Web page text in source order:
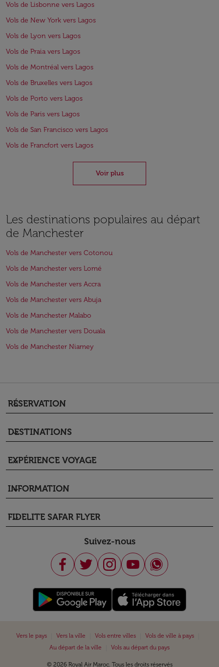
Vols de Lisbonne vers Lagos
Vols de New York vers Lagos
Vols de Lyon vers Lagos
Vols de Praia vers Lagos
Vols de Montréal vers Lagos
Vols de Bruxelles vers Lagos
Vols de Porto vers Lagos
Vols de Paris vers Lagos
Vols de San Francisco vers Lagos
Vols de Francfort vers Lagos
Voir plus
Les destinations populaires au départ
de Manchester
Vols de Manchester vers Cotonou
Vols de Manchester vers Lomé
Vols de Manchester vers Accra
Vols de Manchester vers Abuja
Vols de Manchester Malabo
Vols de Manchester vers Douala
Vols de Manchester Niamey
RÉSERVATION
keyboard_arrow_down
DESTINATIONS
keyboard_arrow_down
EXPÉRIENCE VOYAGE
keyboard_arrow_down
INFORMATION
keyboard_arrow_down
FIDELITE SAFAR FLYER
keyboard_arrow_down
Suivez-nous
Vers le pays Vers la ville Vols entre villes Vols de ville à pays
Au départ de la ville
Vols au départ du pays
© 2026 Royal Air Maroc. Tous les droits réservés